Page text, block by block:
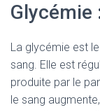
Glycémie
La glycémie est
sang. Elle est
produite par le
le sang